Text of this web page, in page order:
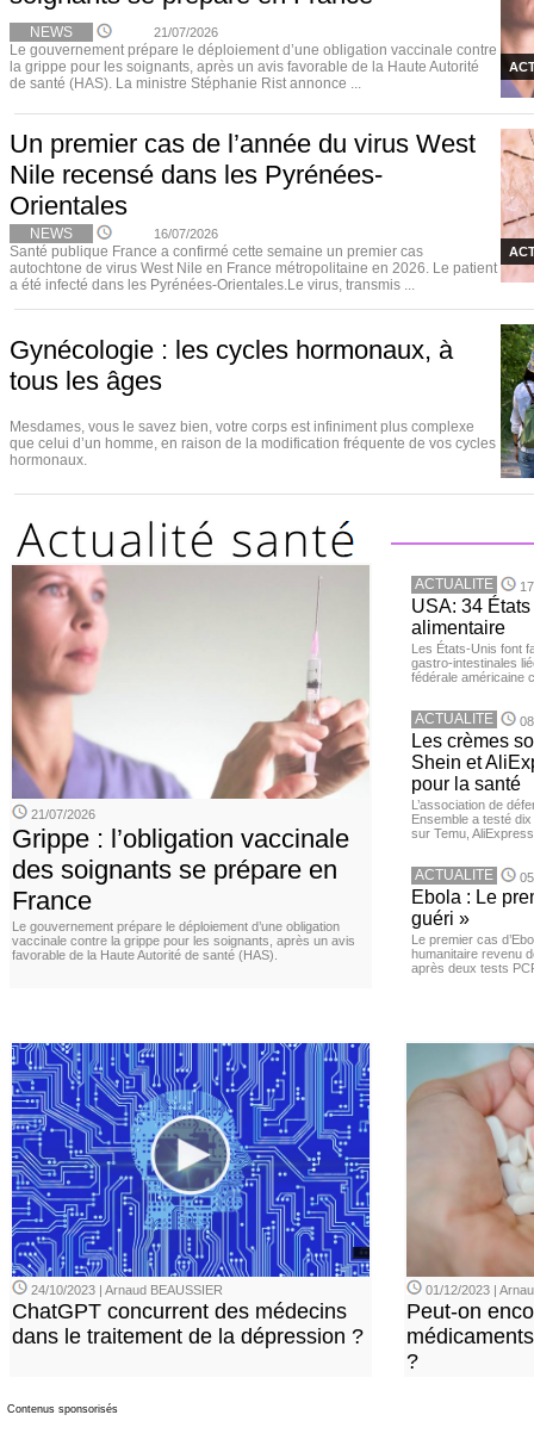
NEWS 21/07/2026
Le gouvernement prépare le déploiement d’une obligation vaccinale contre
la grippe pour les soignants, après un avis favorable de la Haute Autorité
de santé (HAS). La ministre Stéphanie Rist annonce ...
Un premier cas de l’année du virus West
Nile recensé dans les Pyrénées-
Orientales
NEWS 16/07/2026
Santé publique France a confirmé cette semaine un premier cas
autochtone de virus West Nile en France métropolitaine en 2026. Le patient
a été infecté dans les Pyrénées-Orientales.Le virus, transmis ...
Gynécologie : les cycles hormonaux, à
tous les âges
Mesdames, vous le savez bien, votre corps est infiniment plus complexe
que celui d’un homme, en raison de la modification fréquente de vos cycles
hormonaux.
21/07/2026
Grippe : l’obligation vaccinale
des soignants se prépare en
France
Le gouvernement prépare le déploiement d’une obligation
vaccinale contre la grippe pour les soignants, après un avis
favorable de la Haute Autorité de santé (HAS).
ACTUALITE
USA: 34
alimentaire
Les États-Unis font
gastro-intestinales
fédérale américaine
ACTUALITE
Les crèmes
Shein et
pour la santé
L’association de
Ensemble a testé
sur Temu,
ACTUALITE
Ebola : Le
guéri »
Le premier cas
humanitaire revenu
après deux tests
24/10/2023 | Arnaud BEAUSSIER
ChatGPT concurrent des médecins
dans le traitement de la dépression ?
01/12/2023 |
Peut-on
?
Contenus sponsorisés